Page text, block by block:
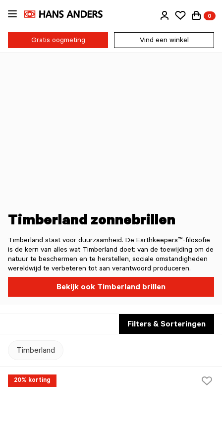
Ga
naar
inhoud
0
Gratis oogmeting Vind een winkel
Timberland zonnebrillen
Timberland staat voor duurzaamheid. De Earthkeepers™-filosofie
is de kern van alles wat Timberland doet: van de toewijding om de
natuur te beschermen en te herstellen, sociale omstandigheden
wereldwijd te verbeteren tot aan verantwoord produceren.
Bekijk ook Timberland brillen
Filters & Sorteringen
Timberland
20% korting